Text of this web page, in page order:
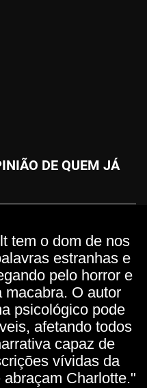
DE QUEM JÁ
tem o dom de nos
estranhas e
pelo horror e
macabra. O autor
psicológico pode
afetando todos
capaz de
vívidas da
Charlotte."